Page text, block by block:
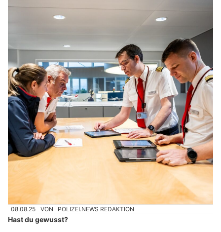
08.08.25 VON POLIZEI.NEWS REDAKTION
Hast du gewusst?